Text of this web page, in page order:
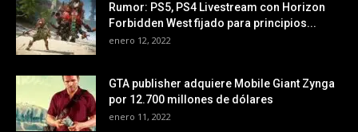
Rumor: PS5, PS4 Livestream con Horizon
Forbidden West fijado para principios...
enero 12, 2022
GTA publisher adquiere Mobile Giant Zynga
por 12.700 millones de dólares
enero 11, 2022